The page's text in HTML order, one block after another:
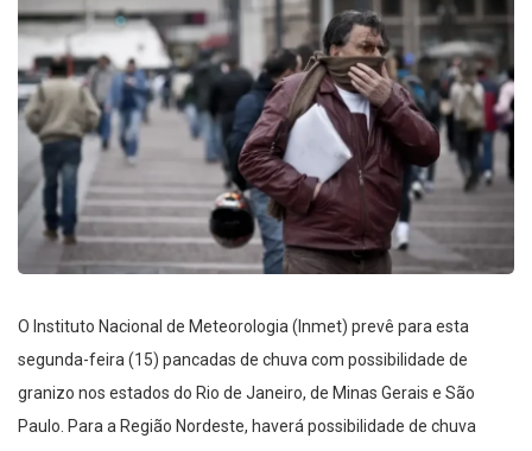
O Instituto Nacional de Meteorologia (Inmet) prevê para esta
segunda-feira (15) pancadas de chuva com possibilidade de
granizo nos estados do Rio de Janeiro, de Minas Gerais e São
Paulo. Para a Região Nordeste, haverá possibilidade de chuva